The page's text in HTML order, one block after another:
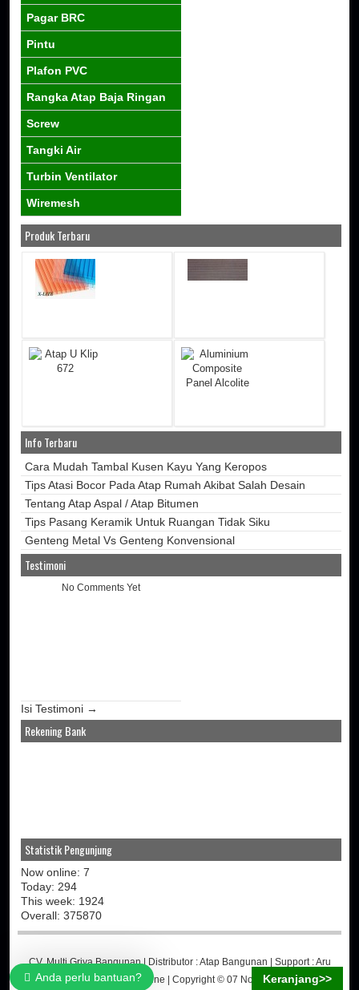
Anda perlu bantuan?
Pagar BRC
Pintu
Plafon PVC
Rangka Atap Baja Ringan
Screw
Tangki Air
Turbin Ventilator
Wiremesh
Produk Terbaru
Info Terbaru
Cara Mudah Tambal Kusen Kayu Yang Keropos
Tips Atasi Bocor Pada Atap Rumah Akibat Salah Desain
Tentang Atap Aspal / Atap Bitumen
Tips Pasang Keramik Untuk Ruangan Tidak Siku
Genteng Metal Vs Genteng Konvensional
Testimoni
No Comments Yet
Isi Testimoni →
Rekening Bank
Statistik Pengunjung
Now online: 7
Today: 294
This week: 1924
Overall: 375870
CV. Multi Griya Bangunan| Distributor :Atap Bangunan | Support :Aru
Martino-Jasa Toko Online | Copyright © 07 November 2014
Keranjang>>